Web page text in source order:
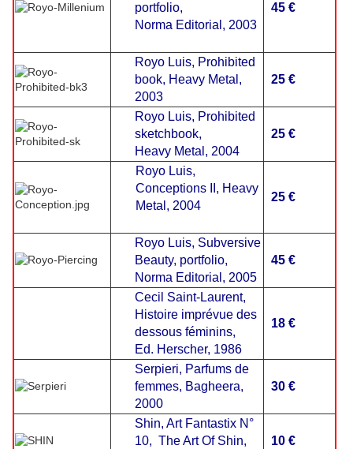
portfolio,
Norma Editorial, 2003
45 €
Royo Luis, Prohibited
book, Heavy Metal,
2003
25 €
Royo Luis, Prohibited
sketchbook,
Heavy Metal, 2004
25 €
Royo Luis,
Conceptions II, Heavy
Metal, 2004
25 €
Royo Luis, Subversive
Beauty, portfolio,
Norma Editorial, 2005
45 €
Cecil Saint-Laurent,
Histoire imprévue des
dessous féminins,
Ed. Herscher, 1986
18 €
Serpieri, Parfums de
femmes, Bagheera,
2000
30 €
Shin, Art Fantastix N°
10, The Art Of Shin,
10 €